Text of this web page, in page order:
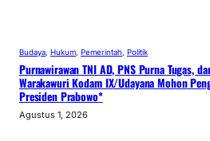
Budaya Hukum Pemerintah Politik
Purnawirawan TNI AD, PNS Purna Tugas,
Warakawuri Kodam IX/Udayana Mohon
Presiden Prabowo*
Agustus 1, 2026